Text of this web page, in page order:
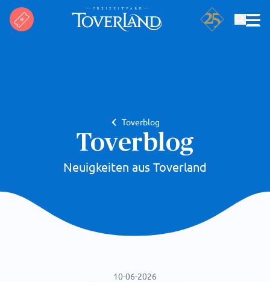
Toverblog
Toverblog
Neuigkeiten aus Toverland
10-06-2026